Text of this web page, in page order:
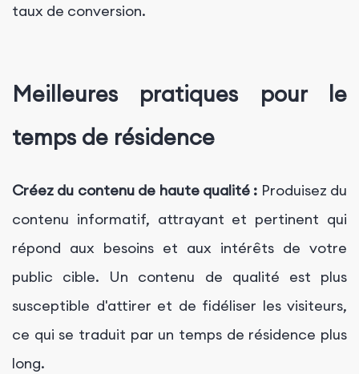
taux de conversion.
Meilleures pratiques pour le
temps de résidence
Créez du contenu de haute qualité : Produisez du
contenu informatif, attrayant et pertinent qui
répond aux besoins et aux intérêts de votre
public cible. Un contenu de qualité est plus
susceptible d'attirer et de fidéliser les visiteurs,
ce qui se traduit par un temps de résidence plus
long.